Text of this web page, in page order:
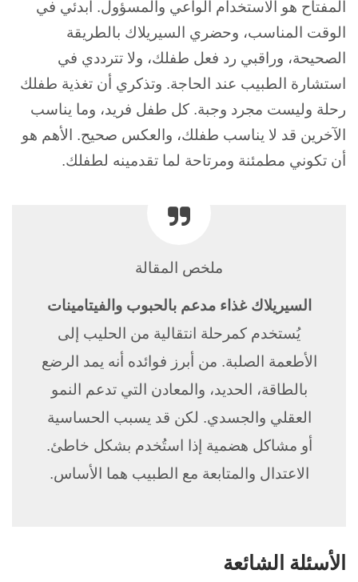
المفتاح هو الاستخدام الواعي والمسؤول. ابدئي في
الوقت المناسب، وحضري السيريلاك بالطريقة
الصحيحة، وراقبي رد فعل طفلك، ولا تترددي في
استشارة الطبيب عند الحاجة. وتذكري أن تغذية طفلك
رحلة وليست مجرد وجبة. كل طفل فريد، وما يناسب
الآخرين قد لا يناسب طفلك، والعكس صحيح. الأهم هو
أن تكوني مطمئنة ومرتاحة لما تقدمينه لطفلك.
ملخص المقالة
السيريلاك غذاء مدعم بالحبوب والفيتامينات
يُستخدم كمرحلة انتقالية من الحليب إلى
الأطعمة الصلبة. من أبرز فوائده أنه يمد الرضع
بالطاقة، الحديد، والمعادن التي تدعم النمو
العقلي والجسدي. لكن قد يسبب الحساسية
أو مشاكل هضمية إذا استُخدم بشكل خاطئ.
الاعتدال والمتابعة مع الطبيب هما الأساس.
الأسئلة الشائعة